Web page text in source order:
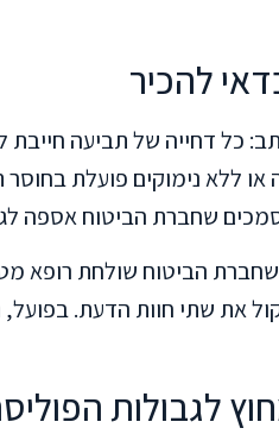
להכיר
כל דחייה של תביעה חייבת
ללא נימוקים פועלת בחוסר
שחברת הביטוח אספה
הביטוח שולחת רופא
את שתי חוות הדעת. בפועל,
לגבולות